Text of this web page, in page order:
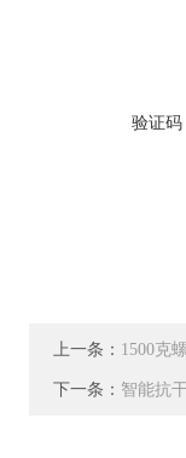
验证码
上一条： 1500克
下一条： 智能抗